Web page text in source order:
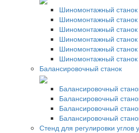
Шиномонтажный
Шиномонтажный
Шиномонтажный станок
Шиномонтажный станок
Шиномонтажный станок
Шиномонтажный
Балансировочный станок
Балансировочный
Балансировочный
Балансировочный
Балансировочный
Стенд для регулировки углов